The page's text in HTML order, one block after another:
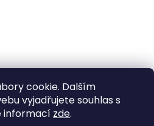
cookie. Dalším
vyjadřujete souhlas s
informací zde.